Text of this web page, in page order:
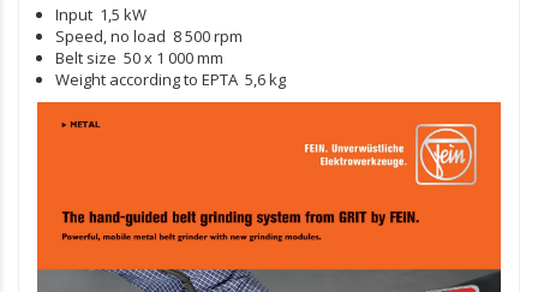
Input 1,5 kW
Speed, no load 8 500 rpm
Belt size 50 x 1 000 mm
Weight according to EPTA 5,6 kg